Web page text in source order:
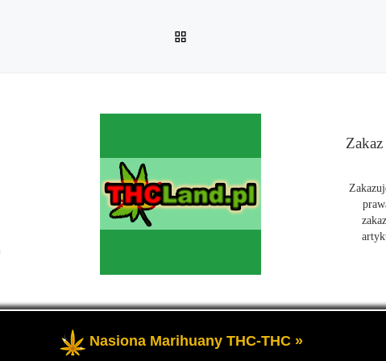
Czyli informacje na temat marihuany, konopi i cannabis oraz THC a także
Nasiona Marihuany THC-THC »